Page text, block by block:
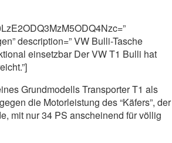
description=” VW Bulli-Tasche
einsetzbar Der VW T1 Bulli hat
Grundmodells Transporter T1 als
die Motorleistung des “Käfers”, der
mit nur 34 PS anscheinend für völlig